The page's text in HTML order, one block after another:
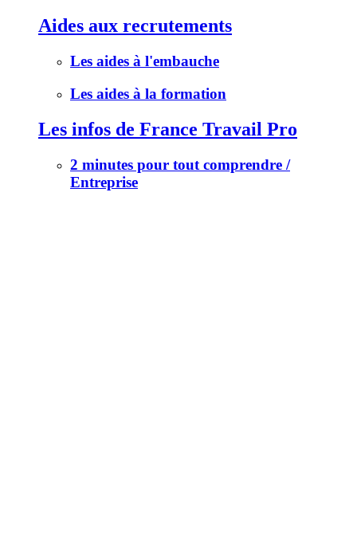
Aides aux recrutements
Les aides à l'embauche
Les aides à la formation
Les infos de France Travail Pro
2 minutes pour tout comprendre /
Entreprise